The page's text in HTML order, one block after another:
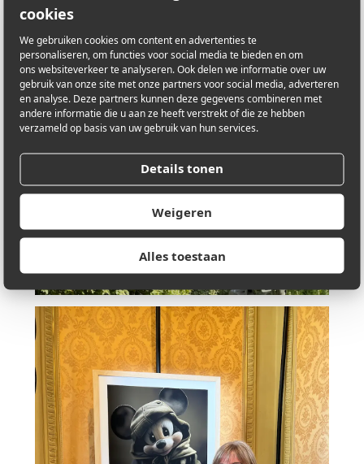
cookies
We gebruiken cookies om content en advertenties te
personaliseren, om functies voor social media te bieden en om
ons websiteverkeer te analyseren. Ook delen we informatie over uw
gebruik van onze site met onze partners voor social media, adverteren
en analyse. Deze partners kunnen deze gegevens combineren met
andere informatie die u aan ze heeft verstrekt of die ze hebben
verzameld op basis van uw gebruik van hun services.
Details tonen
Weigeren
Alles toestaan